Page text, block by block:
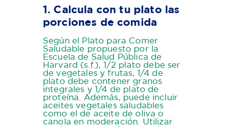
1. Calcula con tu plato las
porciones de comida
Según el Plato para Comer
Saludable propuesto por la
Escuela de Salud Pública de
Harvard (s.f.), 1/2 plato debe ser
de vegetales y frutas, 1/4 de
plato debe contener granos
integrales y 1/4 de plato de
proteína. Además, puede incluir
aceites vegetales saludables
como el de aceite de oliva o
canola en moderación. Utilizar